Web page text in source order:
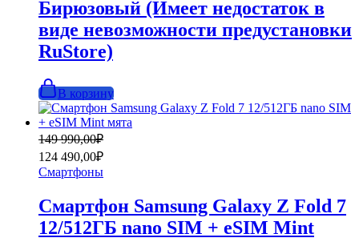
Бирюзовый (Имеет недостаток в
виде невозможности предустановки
RuStore)
В корзину
149 990,00₽
Первоначальная
цена
составляла
149
124 490,00₽
Текущая
цена:
124
490,00₽.
Смартфоны
Смартфон Samsung Galaxy Z Fold 7
12/512ГБ nano SIM + eSIM Mint